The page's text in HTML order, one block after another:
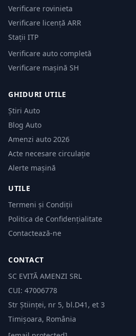
Verificare rovinieta
Verificare licență ARR
Stații ITP
Verificare auto completă
Verificare mașină SH
GHIDURI UTILE
Știri Auto
Blog Auto
Amenzi auto 2026
Acte necesare circulație
Alerte mașină
UTILE
Termeni și Condiții
Politica de Confidențialitate
Contactează-ne
CONTACT
SC EVITĂ AMENZI SRL
CUI: 47006778
Str Științei, nr 5, bl.D41, et 3
Timișoara, România